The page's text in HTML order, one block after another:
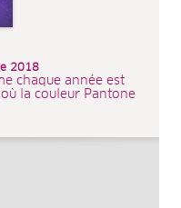
2018
chaque année est
la couleur Pantone